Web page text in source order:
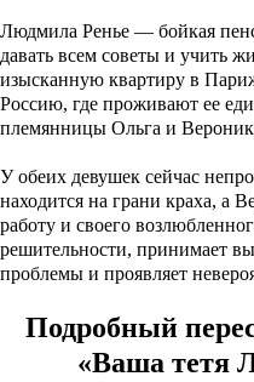
Людмила Ренье — бойкая
давать всем советы и учить
изысканную квартиру в
Россию, где проживают ее
племянницы Ольга и
У обеих девушек сейчас
находится на грани краха, а
работу и своего
решительности, принимает
проблемы и проявляет
Подробный
«Ваша тетя